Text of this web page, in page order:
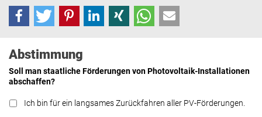
Abstimmung
Soll man staatliche Förderungen von Photovoltaik-Installationen
abschaffen?
Ich bin für ein langsames Zurückfahren aller PV-Förderungen.